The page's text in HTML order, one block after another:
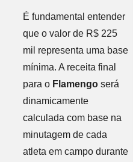
É fundamental entender
que o valor de R$ 225
mil representa uma base
mínima. A receita final
para o Flamengoserá
dinamicamente
calculada com base na
minutagem de cada
atleta em campo durante